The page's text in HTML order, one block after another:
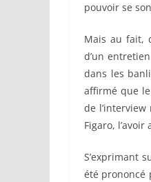
pouvoir se
Mais au fait,
d’un
dans les
affirmé que
de
Figaro,
S’exprimant
été prononcé